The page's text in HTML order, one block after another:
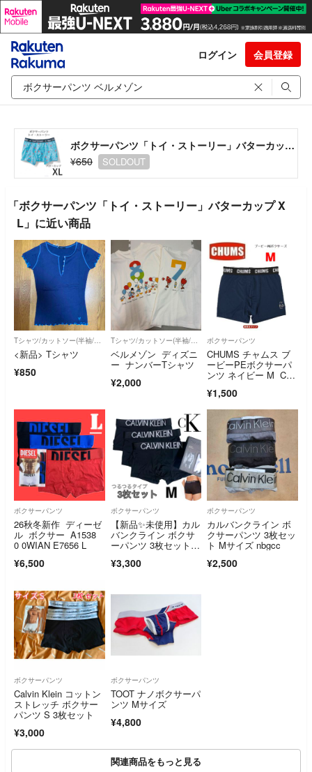
ログイン 会員登録
ボクサーパンツ「トイ・ストーリー」バターカップ XL
¥650
SOLDOUT
「ボクサーパンツ「トイ・ストーリー」バターカップ X
L」に近い商品
Tシャツ/カットソー(半袖/袖なし)
<新品> Tシャツ
¥850
Tシャツ/カットソー(半袖/袖なし)
ベルメゾン ディズニ
ー ナンバーTシャツ
¥2,000
ボクサーパンツ
CHUMS チャムス ブ
ービーPEボクサーパ
ンツ ネイビー M CH0
¥1,500
ボクサーパンツ
26秋冬新作 ディーゼ
ル ボクサー A1538
0 0WIAN E7656 L
¥6,500
ボクサーパンツ
【新品✨️未使用】カル
バンクライン ボクサ
ーパンツ 3枚セット M
¥3,300
ボクサーパンツ
カルバンクライン ボ
クサーパンツ 3枚セッ
ト Mサイズ nbgcc
¥2,500
ボクサーパンツ
Calvin Klein コットン
ストレッチ ボクサー
パンツ S 3枚セット
¥3,000
ボクサーパンツ
TOOT ナノボクサーパ
ンツ Mサイズ
¥4,800
関連商品をもっと見る